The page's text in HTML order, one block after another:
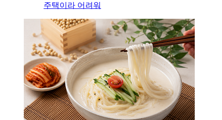
주택이라 어려워